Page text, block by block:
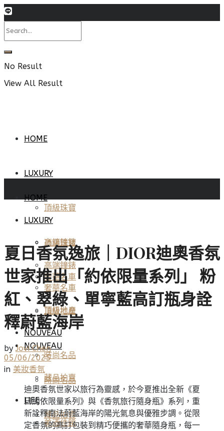
No Result
View All Result
HOME
LUXURY
頂級珠寶
高端鐘錶
奢華名車
頂級地產
NOUVEAU
時尚名品
藏品拍賣
HOME
LUXURY
頂級珠寶
高端鐘錶
奢華名車
頂級地產
NOUVEAU
時尚名品
藏品拍賣
LIFE
美酒佳餚
夏日香氛逸旅｜DIOR迪奧香氛
世家推出「約依限量系列」 粉
紅、翠綠、單寧藍高訂瓶身詮
釋蔚藍海岸
by Jovi Chen
05/06/2025
in 美妝香氛
迪奧香氛世家以旅行為靈感，於今夏推出全新《夏
日約依限量系列》與《香氛旅行隨身瓶》系列，重
新詮釋南法蔚藍海岸的陽光氣息與優雅步調。從限
定香氛的高訂包裝到精巧便攜的奢華隨身瓶，每一